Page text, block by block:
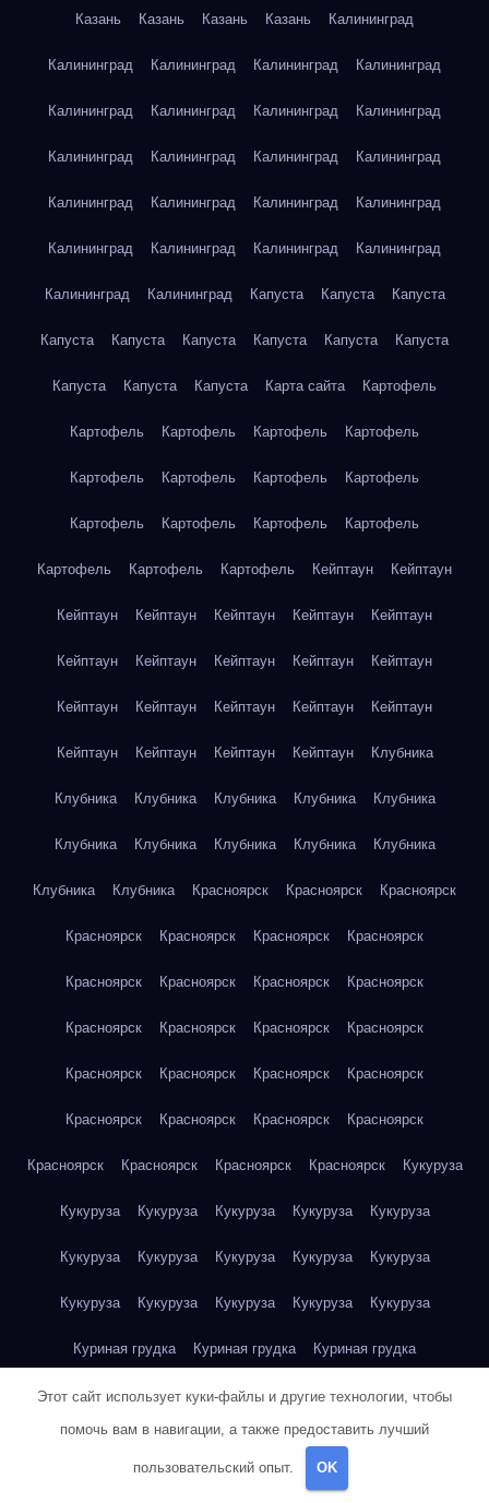
Казань Казань Казань Казань Калининград
Калининград Калининград Калининград Калининград
Калининград Калининград Калининград Калининград
Калининград Калининград Калининград Калининград
Калининград Калининград Калининград Калининград
Калининград Калининград Калининград Калининград
Калининград Калининград Капуста Капуста Капуста
Капуста Капуста Капуста Капуста Капуста Капуста
Капуста Капуста Капуста Карта сайта Картофель
Картофель Картофель Картофель Картофель
Картофель Картофель Картофель Картофель
Картофель Картофель Картофель Картофель
Картофель Картофель Картофель Кейптаун Кейптаун
Кейптаун Кейптаун Кейптаун Кейптаун Кейптаун
Кейптаун Кейптаун Кейптаун Кейптаун Кейптаун
Кейптаун Кейптаун Кейптаун Кейптаун Кейптаун
Кейптаун Кейптаун Кейптаун Кейптаун Клубника
Клубника Клубника Клубника Клубника Клубника
Клубника Клубника Клубника Клубника Клубника
Клубника Клубника Красноярск Красноярск Красноярск
Красноярск Красноярск Красноярск Красноярск
Красноярск Красноярск Красноярск Красноярск
Красноярск Красноярск Красноярск Красноярск
Красноярск Красноярск Красноярск Красноярск
Красноярск Красноярск Красноярск Красноярск
Красноярск Красноярск Красноярск Красноярск Кукуруза
Кукуруза Кукуруза Кукуруза Кукуруза Кукуруза
Кукуруза Кукуруза Кукуруза Кукуруза Кукуруза
Кукуруза Кукуруза Кукуруза Кукуруза Кукуруза
Куриная грудка Куриная грудка Куриная грудка
Куриная грудка Куриная грудка Куриная грудка
Куриная грудка Куриная грудка
Куриное яйцо
Этот сайт использует куки-файлы и другие технологии, чтобы
помочь вам в навигации, а также предоставить лучший
пользовательский опыт. OK